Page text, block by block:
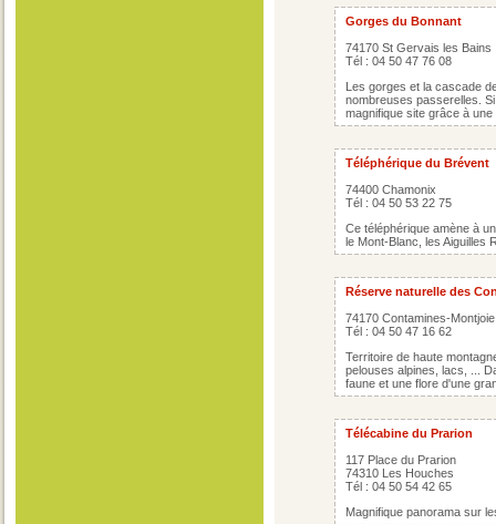
Gorges du Bonnant
74170 St Gervais les Bains
Tél : 04 50 47 76 08
Les gorges et la cascade
nombreuses passerelles.
magnifique site grâce à une
Téléphérique du Brévent
74400 Chamonix
Tél : 04 50 53 22 75
Ce téléphérique amène à
le Mont-Blanc, les Aiguilles
Réserve naturelle des
74170 Contamines-Montjoie
Tél : 04 50 47 16 62
Territoire de haute
pelouses alpines, lacs, ...
faune et une flore d'une
Télécabine du Prarion
117 Place du Prarion
74310 Les Houches
Tél : 04 50 54 42 65
Magnifique panorama sur